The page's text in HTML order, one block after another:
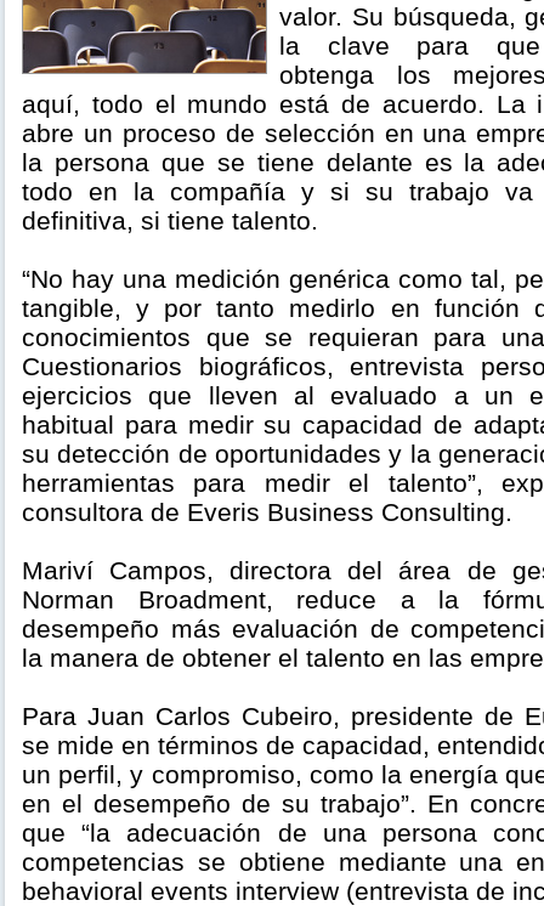
valor. Su búsqueda,
la clave para que
obtenga los
aquí, todo el mundo está de acuerdo. La
abre un proceso de selección en una
la persona que se tiene delante es la
todo en la compañía y si su trabajo va
definitiva, si tiene talento.
“No hay una medición genérica como tal,
tangible, y por tanto medirlo en función
conocimientos que se requieran para
Cuestionarios biográficos, entrevista
ejercicios que lleven al evaluado a un
habitual para medir su capacidad de
su detección de oportunidades y la
herramientas para medir el talento”,
consultora de Everis Business Consulting.
Mariví Campos, directora del área de
Norman Broadment, reduce a la
desempeño más evaluación de
la manera de obtener el talento en las
Para Juan Carlos Cubeiro, presidente de
se mide en términos de capacidad,
un perfil, y compromiso, como la energía
en el desempeño de su trabajo”. En
que “la adecuación de una persona
competencias se obtiene mediante una
behavioral events interview (entrevista de